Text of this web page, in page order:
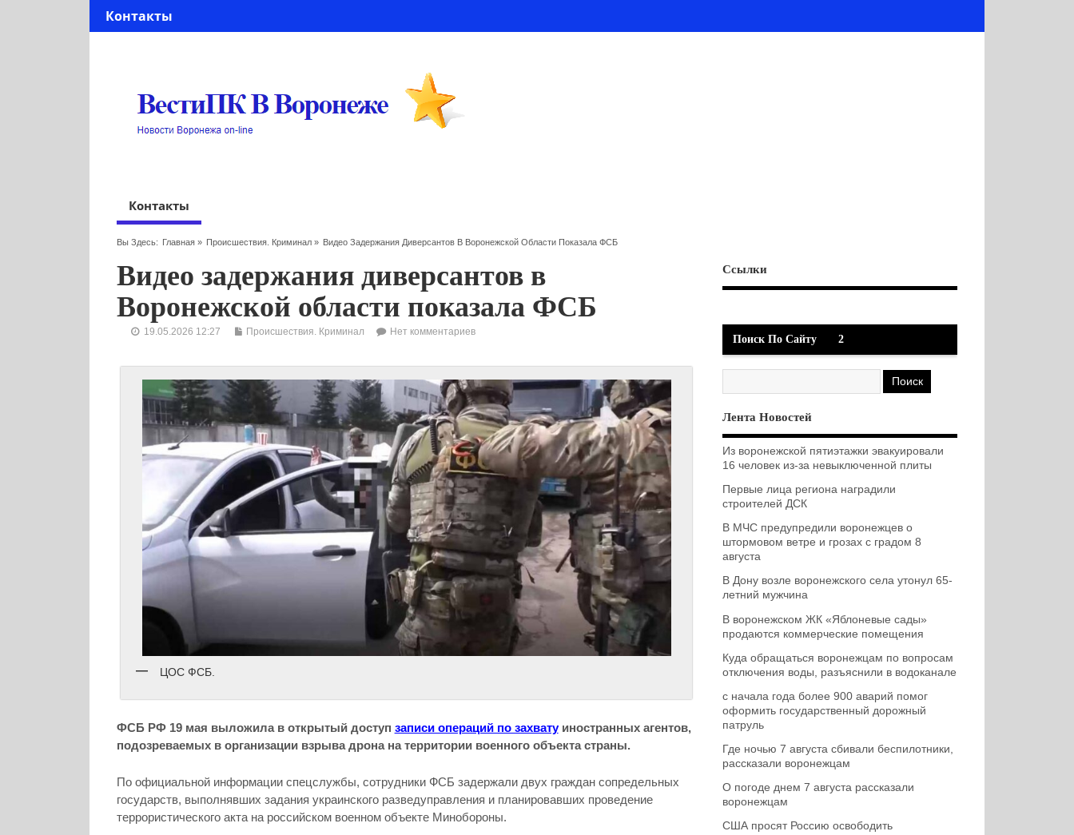
Контакты
Контакты
Вы Здесь: Главная» Происшествия. Криминал » Видео Задержания Диверсантов В Воронежской Области Показала ФСБ
Видео задержания диверсантов в
Воронежской области показала ФСБ
19.05.2026 12:27 Происшествия. Криминал Нет комментариев
ЦОС ФСБ.
ФСБ РФ 19 мая выложила в открытый доступ записи операций по захватуиностранных агентов,
подозреваемых в организации взрыва дрона на территории военного объекта страны.
По официальной информации спецслужбы, сотрудники ФСБ задержали двух граждан сопредельных
государств, выполнявших задания украинского разведуправления и планировавших проведение
террористического акта на российском военном объекте Минобороны.
Ссылки
Поиск По Сайту 2
Лента Новостей
Из воронежской пятиэтажки эвакуировали
16 человек из-за невыключенной плиты
Первые лица региона наградили
строителей ДСК
В МЧС предупредили воронежцев о
штормовом ветре и грозах с градом 8
августа
В Дону возле воронежского села утонул 65-
летний мужчина
В воронежском ЖК «Яблоневые сады»
продаются коммерческие помещения
Куда обращаться воронежцам по вопросам
отключения воды, разъяснили в водоканале
с начала года более 900 аварий помог
оформить государственный дорожный
патруль
Где ночью 7 августа сбивали беспилотники,
рассказали воронежцам
О погоде днем 7 августа рассказали
воронежцам
США просят Россию освободить